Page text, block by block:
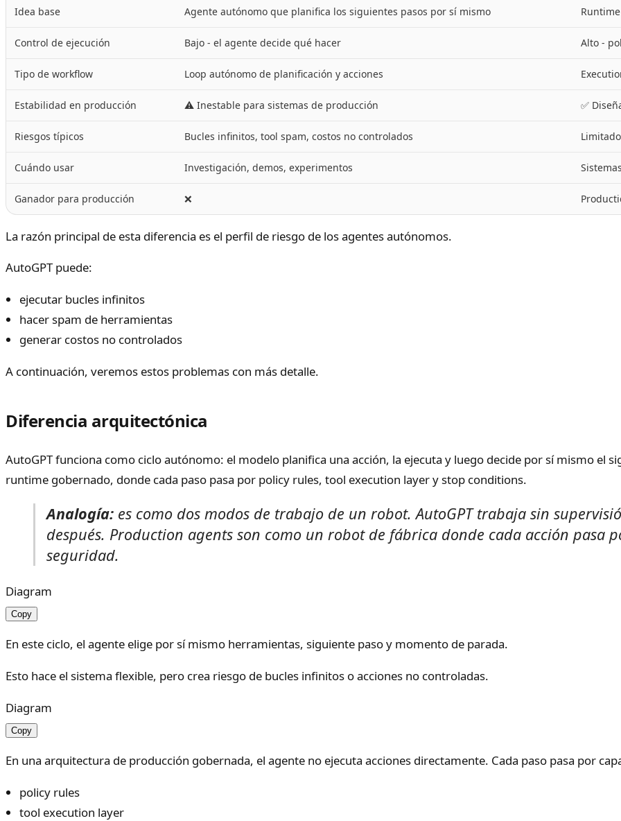
Idea base Agente autónomo que planifica los siguientes pasos por sí mismo
Control de ejecución Bajo - el agente decide qué hacer Alto -
Tipo de workflow Loop autónomo de planificación y acciones
Estabilidad en producción ⚠️ Inestable para sistemas de producción ✅
Riesgos típicos Bucles infinitos, tool spam, costos no controlados
Cuándo usar Investigación, demos, experimentos
Ganador para producción ❌
La razón principal de esta diferencia es el perfil de riesgo de los agentes autónomos.
AutoGPT puede:
ejecutar bucles infinitos
hacer spam de herramientas
generar costos no controlados
A continuación, veremos estos problemas con más detalle.
Diferencia arquitectónica
AutoGPT funciona como ciclo autónomo: el modelo planifica una acción, la ejecuta y luego decide por sí mismo el
runtime gobernado, donde cada paso pasa por policy rules, tool execution layer y stop conditions.
Analogía: es como dos modos de trabajo de un robot. AutoGPT trabaja sin
después. Production agents son como un robot de fábrica donde cada acción pasa
seguridad.
Diagram
Copy
En este ciclo, el agente elige por sí mismo herramientas, siguiente paso y momento de parada.
Esto hace el sistema flexible, pero crea riesgo de bucles infinitos o acciones no controladas.
Diagram
Copy
En una arquitectura de producción gobernada, el agente no ejecuta acciones directamente. Cada paso pasa por
policy rules
tool execution layer